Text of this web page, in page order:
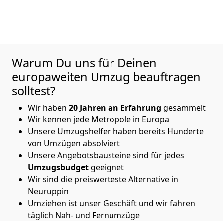
Warum Du uns für Deinen
europaweiten Umzug beauftragen
solltest?
Wir haben 20 Jahren an Erfahrung gesammelt
Wir kennen jede Metropole in Europa
Unsere Umzugshelfer haben bereits Hunderte
von Umzügen absolviert
Unsere Angebotsbausteine sind für jedes
Umzugsbudgetgeeignet
Wir sind die preiswerteste Alternative in
Neuruppin
Umziehen ist unser Geschäft und wir fahren
täglich Nah- und Fernumzüge